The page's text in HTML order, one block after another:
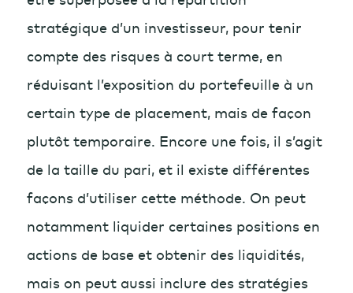
stratégique d’un investisseur, pour tenir
compte des risques à court terme, en
réduisant l’exposition du portefeuille à un
certain type de placement, mais de façon
plutôt temporaire. Encore une fois, il s’agit
de la taille du pari, et il existe différentes
façons d’utiliser cette méthode. On peut
notamment liquider certaines positions en
actions de base et obtenir des liquidités,
mais on peut aussi inclure des stratégies